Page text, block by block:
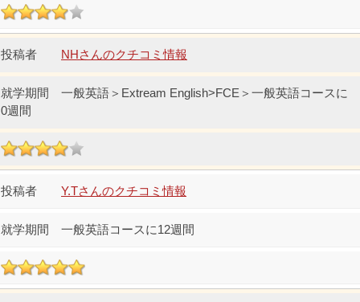
NHさんのクチコミ情報
一般英語＞Extream English>FCE＞一般英語コースに
0週間
Y.Tさんのクチコミ情報
一般英語コースに12週間